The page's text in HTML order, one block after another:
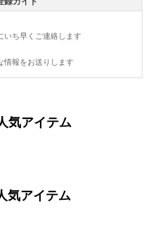
いち早くご連絡します
情報をお送りします
気アイテム
気アイテム